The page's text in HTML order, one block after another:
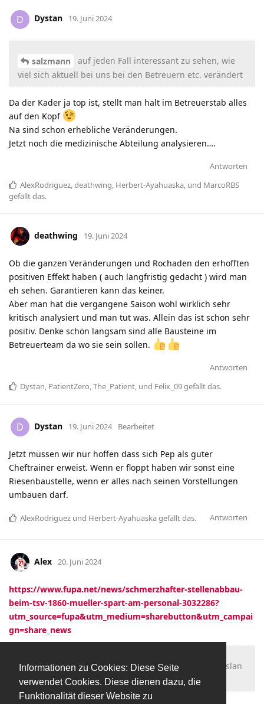
Informationen zu Cookies: Diese Seite
verwendet Cookies. Diese dienen dazu, die
Funktionalität dieser Website zu
D Dystan 19. Juni 2024
salzmann
auf jeden Fall interessant zu sehen, wie
viel sich aktuell bei uns bei den Betreuern etc. verändert
Da der Kader ja top ist, stellt man halt im Betreuerstab alles
auf den Kopf
Na sind schon erhebliche Veränderungen.
Jetzt noch die medizinische Abteilung analysieren….
Antworten
AlexRodriguez,deathwing, Herbert-Ayahuaska, und MarcoRBS
gefällt das.
deathwing 19. Juni 2024
Ob die ganzen Veränderungen und Rochaden den erhofften
positiven Effekt haben ( auch langfristig gedacht ) wird man
eh sehen. Garantieren kann das keiner.
Aber man hat die vergangene Saison wohl wirklich sehr
kritisch analysiert und man tut was. Allein das ist schon sehr
positiv. Denke schön langsam sind alle Bausteine im
Betreuerteam da wo sie sein sollen.
Antworten
Dystan, PatientZero,The_Patient, und Felix_09gefällt das.
D Dystan 19. Juni 2024 Bearbeitet
Jetzt müssen wir nur hoffen dass sich Pep als guter
Cheftrainer erweist. Wenn er floppt haben wir sonst eine
Riesenbaustelle, wenn er alles nach seinen Vorstellungen
umbauen darf.
Antworten
AlexRodriguez und Herbert-Ayahuaskagefällt das.
Alex 20. Juni 2024
https://www.fupa.net/news/schmerzhafter-stellenabbau-
beim-tsv-1860-mueller-spart-am-personal-3032286?
utm_source=fupa&utm_medium=sharebutton&utm_campai
gn=share_news
Zudem werde der Vertrag von Teammanager Fatih Aslan
nicht verlängert.